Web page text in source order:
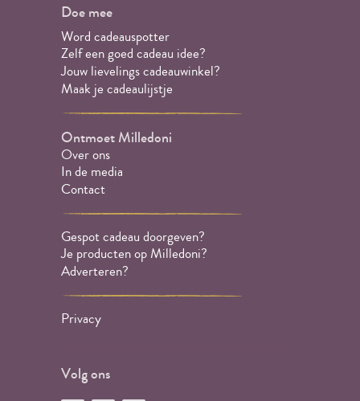
Doe mee
Word cadeauspotter
Zelf een goed cadeau idee?
Jouw lievelings cadeauwinkel?
Maak je cadeaulijstje
Ontmoet Milledoni
Over ons
In de media
Contact
Gespot cadeau doorgeven?
Je producten op Milledoni?
Adverteren?
Privacy
Volg ons